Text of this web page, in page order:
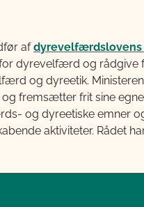
afdyrevelfærdslovens
dyrevelfærd og rådgive
og dyreetik.
fremsætter frit sine
og dyreetiske emner
aktiviteter. Rådet